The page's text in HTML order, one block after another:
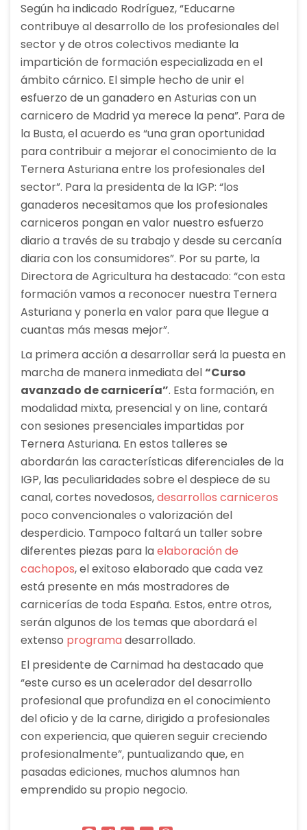
Según ha indicado Rodríguez, “Educarne
contribuye al desarrollo de los profesionales del
sector y de otros colectivos mediante la
impartición de formación especializada en el
ámbito cárnico. El simple hecho de unir el
esfuerzo de un ganadero en Asturias con un
carnicero de Madrid ya merece la pena”. Para de
la Busta, el acuerdo es “una gran oportunidad
para contribuir a mejorar el conocimiento de la
Ternera Asturiana entre los profesionales del
sector”. Para la presidenta de la IGP: “los
ganaderos necesitamos que los profesionales
carniceros pongan en valor nuestro esfuerzo
diario a través de su trabajo y desde su cercanía
diaria con los consumidores”. Por su parte, la
Directora de Agricultura ha destacado: “con esta
formación vamos a reconocer nuestra Ternera
Asturiana y ponerla en valor para que llegue a
cuantas más mesas mejor”.
La primera acción a desarrollar será la puesta en
marcha de manera inmediata del“Curso
avanzado de carnicería”. Esta formación, en
modalidad mixta, presencial y on line, contará
con sesiones presenciales impartidas por
Ternera Asturiana. En estos talleres se
abordarán las características diferenciales de la
IGP, las peculiaridades sobre el despiece de su
canal, cortes novedosos,desarrollos carniceros
poco convencionales o valorización del
desperdicio. Tampoco faltará un taller sobre
diferentes piezas para laelaboración de
cachopos, el exitoso elaborado que cada vez
está presente en más mostradores de
carnicerías de toda España. Estos, entre otros,
serán algunos de los temas que abordará el
extenso programa desarrollado.
El presidente de Carnimad ha destacado que
“este curso es un acelerador del desarrollo
profesional que profundiza en el conocimiento
del oficio y de la carne, dirigido a profesionales
con experiencia, que quieren seguir creciendo
profesionalmente”, puntualizando que, en
pasadas ediciones, muchos alumnos han
emprendido su propio negocio.